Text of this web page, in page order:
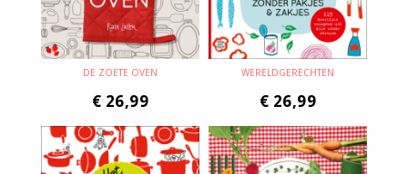
DE ZOETE OVEN
€ 26,99
WERELDGERECHTEN
€ 26,99